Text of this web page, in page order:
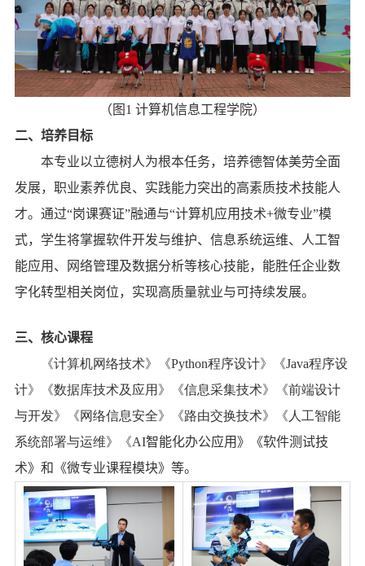
（ 图 1 计算机信息工程学院）
二、 培养目标
本专业以立德树人为根本任务，培养德智体美劳全面
发展，职业素养优良、实践能力突出的高素质技术技能人
才。通过“岗课赛证”融通与“计算机应用技术+微专业”模
式，学生将掌握软件开发与维护、信息系统运维、人工智
能应用、网络管理及数据分析等核心技能， 能胜任企业数
字化转型相关岗位，实现高质量就业与可持续发展。
三、 核心课程
《计算机网络技术》《Python程序设计》《Java程序设
计》《数据库技术及应用》《信息采集技术》《前端设计
与开发》《网络信息安全》《路由交换技术》《人工智能
系统部署与运维》《AI智能化办公应用》《软件测试技
术》和 《微专业课程模块》 等。